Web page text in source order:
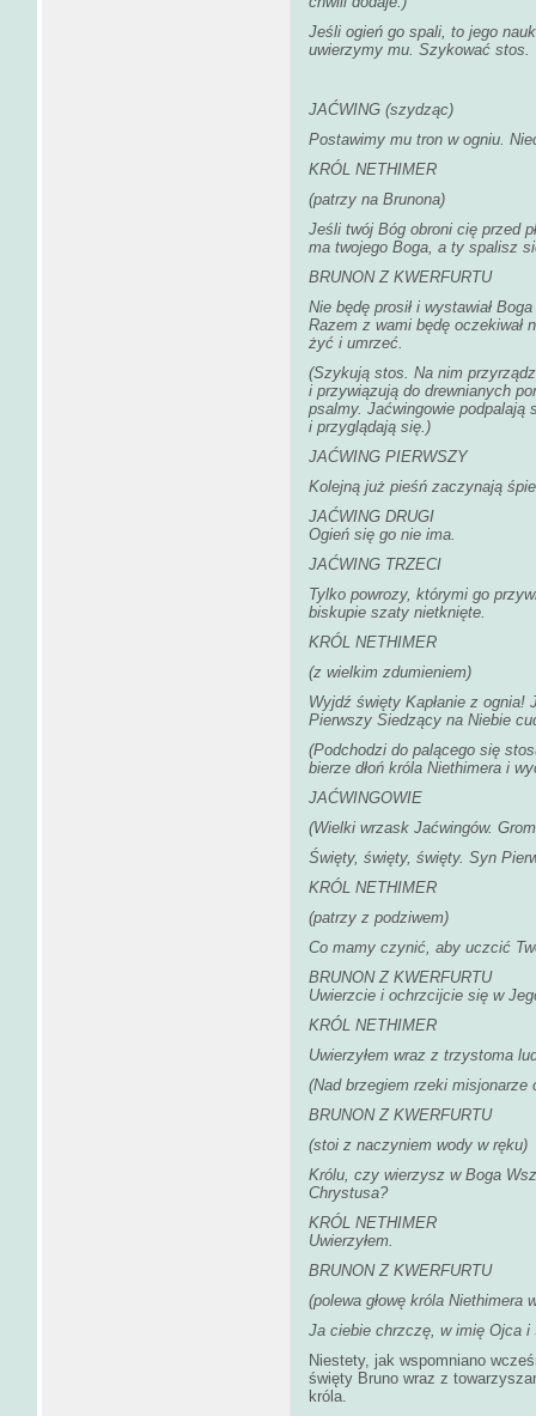
Jeśli ogień go spali, to jego
uwierzymy mu. Szykować stos.
JAĆWING (szydząc)
Postawimy mu tron w ogniu.
KRÓL NETHIMER
(patrzy na Brunona)
Jeśli twój Bóg obroni cię przed
ma twojego Boga, a ty spalisz
BRUNON Z KWERFURTU
Nie będę prosił i wystawiał
Razem z wami będę oczekiwał
żyć i umrzeć.
(Szykują stos. Na nim
i przywiązują do drewnianych
psalmy. Jaćwingowie podpalają
i przyglądają się.)
JAĆWING PIERWSZY
Kolejną już pieśń zaczynają
JAĆWING DRUGI
Ogień się go nie ima.
JAĆWING TRZECI
Tylko powrozy, którymi go
biskupie szaty nietknięte.
KRÓL NETHIMER
(z wielkim zdumieniem)
Wyjdź święty Kapłanie z ognia!
Pierwszy Siedzący na Niebie
(Podchodzi do palącego się
bierze dłoń króla Niethimera i
JAĆWINGOWIE
(Wielki wrzask Jaćwingów.
Święty, święty, święty. Syn
KRÓL NETHIMER
(patrzy z podziwem)
Co mamy czynić, aby uczcić
BRUNON Z KWERFURTU
Uwierzcie i ochrzcijcie się w
KRÓL NETHIMER
Uwierzyłem wraz z trzystoma
(Nad brzegiem rzeki misjonarze
BRUNON Z KWERFURTU
(stoi z naczyniem wody w ręku)
Królu, czy wierzysz w Boga
Chrystusa?
KRÓL NETHIMER
Uwierzyłem.
BRUNON Z KWERFURTU
(polewa głowę króla Niethimera
Ja ciebie chrzczę, w imię Ojca i
Niestety, jak wspomniano
święty Bruno wraz z
króla.